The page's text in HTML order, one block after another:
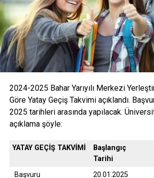
2024-2025 Bahar Yarıyılı Merkezi
Göre Yatay Geçiş Takvimi açıklandı.
2025 tarihleri arasında yapılacak.
açıklama şöyle:
YATAY GEÇİŞ TAKVİMİ
Başlangıç
Tarihi
Başvuru 20.01.2025